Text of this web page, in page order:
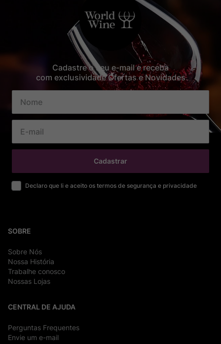
Cadastre o seu e-mail e receba
com exclusividade Ofertas e Novidades
Cadastrar
Declaro que li e aceito os termos de segurança e privacidade
SOBRE
Sobre Nós
Nossa História
Trabalhe conosco
Nossas Lojas
CENTRAL DE AJUDA
Perguntas Frequentes
Envie um e-mail